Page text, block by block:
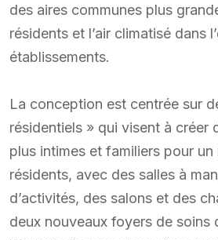
des aires communes plus
résidents et l’air climatisé dans
établissements.
La conception est centrée sur
résidentiels » qui visent à créer
plus intimes et familiers pour un
résidents, avec des salles à
d’activités, des salons et des
deux nouveaux foyers de soins